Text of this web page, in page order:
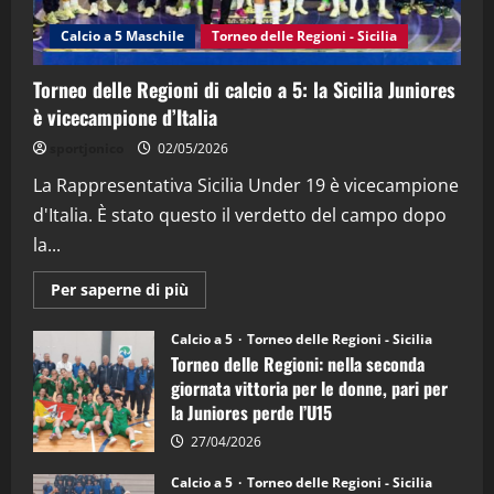
4
(Martedi 14 Aprile 2026)
15/04/2026
"SportEmpire" in Podcast
“SportEmpire” in Podcast: 26^ Puntata
08/04/2026
Calcio a 5 Maschile Torneo delle Regioni - Sicilia
Torneo delle Regioni di calcio a 5: la Sicilia Juniores
è vicecampione d’Italia
02/05/2026
La Rappresentativa Sicilia Under 19 è vicecampione
d'Italia. È stato questo il verdetto del campo dopo
la...
Per saperne di più
informazioni
Torneo
delle
Regioni
di
calcio
a
5:
la
Juniores
è
Calcio a 5 Torneo delle Regioni - Sicilia
Torneo delle Regioni: nella seconda
giornata vittoria per le donne, pari per
la Juniores perde l’U15
27/04/2026
Calcio a 5 Torneo delle Regioni - Sicilia